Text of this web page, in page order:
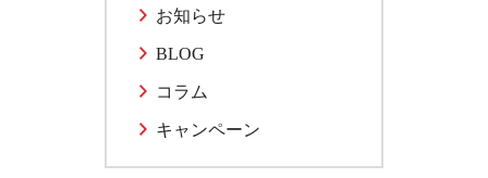
お知らせ
BLOG
コラム
キャンペーン